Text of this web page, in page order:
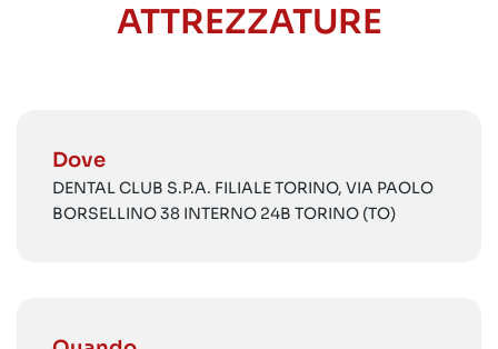
ATTREZZATURE
Dove
DENTAL CLUB S.P.A. FILIALE TORINO, VIA PAOLO
BORSELLINO 38 INTERNO 24B TORINO (TO)